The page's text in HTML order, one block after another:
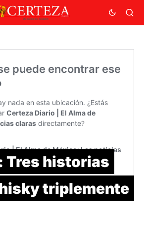
Tres historias
triplemente